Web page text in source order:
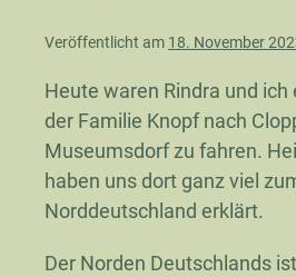
Veröffentlicht am 18. November
Heute waren Rindra und
der Familie Knopf nach
Museumsdorf zu fahren.
haben uns dort ganz viel
Norddeutschland erklärt.
Der Norden Deutschlands